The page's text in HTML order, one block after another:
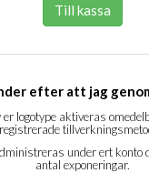
Till kassa
efter att jag
er logotype aktiveras
registrerade
under ert konto
antal exponeringar.